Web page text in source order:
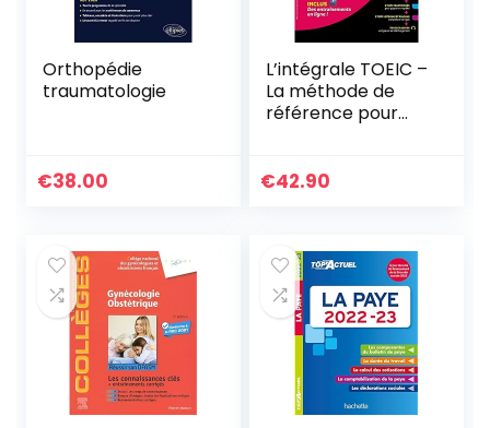
Orthopédie
traumatologie
€38.00
L’intégrale TOEIC –
La méthode de
référence pour
€42.90